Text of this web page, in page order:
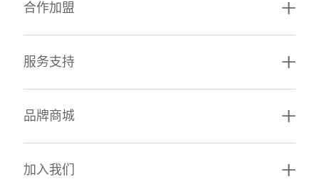
合作加盟
服务支持
品牌商城
加入我们